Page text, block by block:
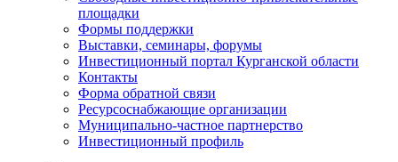
площадки
Формы поддержки
Выставки, семинары, форумы
Инвестиционный портал Курганской области
Контакты
Форма обратной связи
Ресурсоснабжающие организации
Муниципально-частное партнерство
Инвестиционный профиль